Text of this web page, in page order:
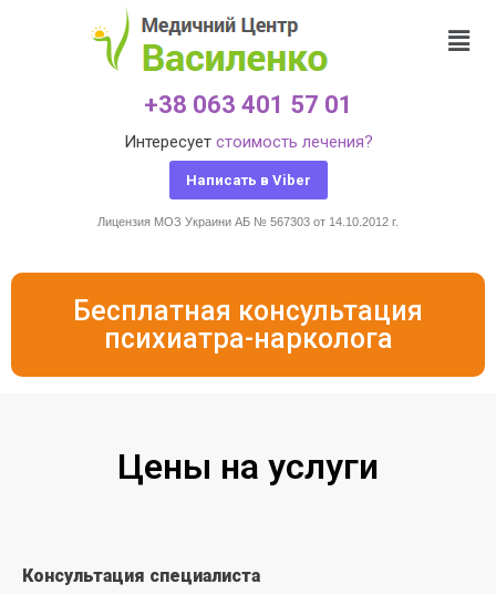
+38 063 401 57 01
Интересует стоимость лечения?
Написать в Viber
Лицензия МОЗ Украини АБ № 567303 от 14.10.2012 г.
Бесплатная консультация
психиатра-нарколога
Цены на услуги
Консультация специалиста